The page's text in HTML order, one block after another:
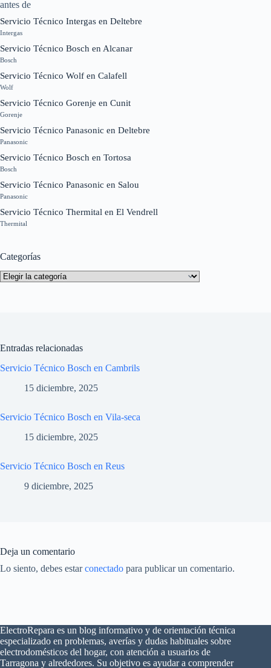
Servicio Técnico Intergas en Deltebre
Intergas
Servicio Técnico Bosch en Alcanar
Bosch
Servicio Técnico Wolf en Calafell
Wolf
Servicio Técnico Gorenje en Cunit
Gorenje
Servicio Técnico Panasonic en Deltebre
Panasonic
Servicio Técnico Bosch en Tortosa
Bosch
Servicio Técnico Panasonic en Salou
Panasonic
Servicio Técnico Thermital en El Vendrell
Thermital
Categorías
Categorías
Entradas relacionadas
Servicio Técnico Bosch en Cambrils
15 diciembre, 2025
Servicio Técnico Bosch en Vila-seca
15 diciembre, 2025
Servicio Técnico Bosch en Reus
9 diciembre, 2025
Deja un comentario
Lo siento, debes estarconectado para publicar un comentario.
ElectroRepara es un blog informativo y de orientación técnica
especializado en problemas, averías y dudas habituales sobre
electrodomésticos del hogar, con atención a usuarios de
Tarragona y alrededores. Su objetivo es ayudar a comprender
¿Problemas con tu